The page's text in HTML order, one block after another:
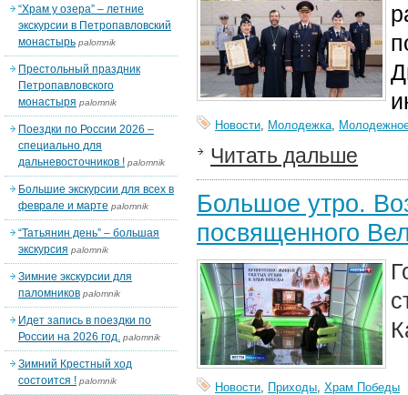
Новости, Молодежка,
Читать дальше
Большое утро.
посвященного
Новости, Приходы, Храм Победы
“Храм у озера” – летние
экскурсии в Петропавловский
монастырь palomnik
Престольный праздник
Петропавловского
монастыря palomnik
Поездки по России 2026 –
специально для
дальневосточников ! palomnik
Большие экскурсии для всех в
феврале и марте palomnik
“Татьянин день” – большая
экскурсия palomnik
Зимние экскурсии для
паломников palomnik
Идет запись в поездки по
России на 2026 год. palomnik
Зимний Крестный ход
состоится ! palomnik